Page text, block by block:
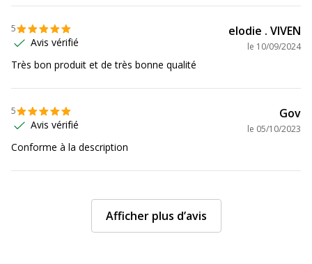
5
Avis vérifié
elodie . VIVEN
le 10/09/2024
Très bon produit et de très bonne qualité
5
Avis vérifié
Gov
le 05/10/2023
Conforme à la description
Afficher plus d’avis